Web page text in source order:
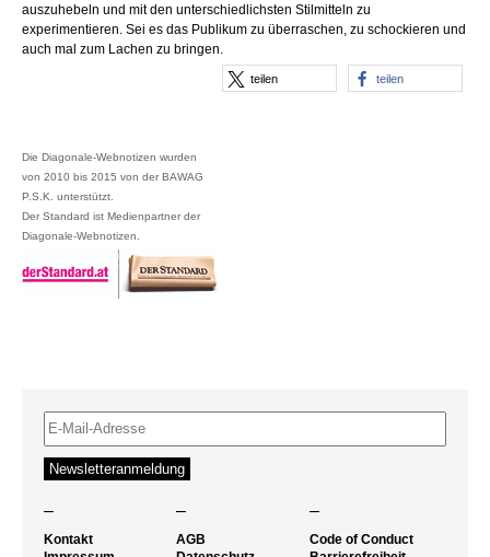
auszuhebeln und mit den unterschiedlichsten Stilmitteln zu
experimentieren. Sei es das Publikum zu überraschen, zu schockieren und
auch mal zum Lachen zu bringen.
teilen teilen
Die Diagonale-Webnotizen wurden
von 2010 bis 2015 von der BAWAG
P.S.K. unterstützt.
Der Standard ist Medienpartner der
Diagonale-Webnotizen.
– – –
Kontakt
AGB
Code of Conduct